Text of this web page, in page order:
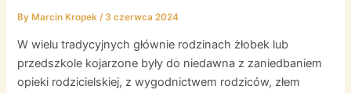
By Marcin Kropek/ 3 czerwca 2024
W wielu tradycyjnych głównie rodzinach żłobek lub
przedszkole kojarzone były do niedawna z zaniedbaniem
opieki rodzicielskiej, z wygodnictwem rodziców, złem